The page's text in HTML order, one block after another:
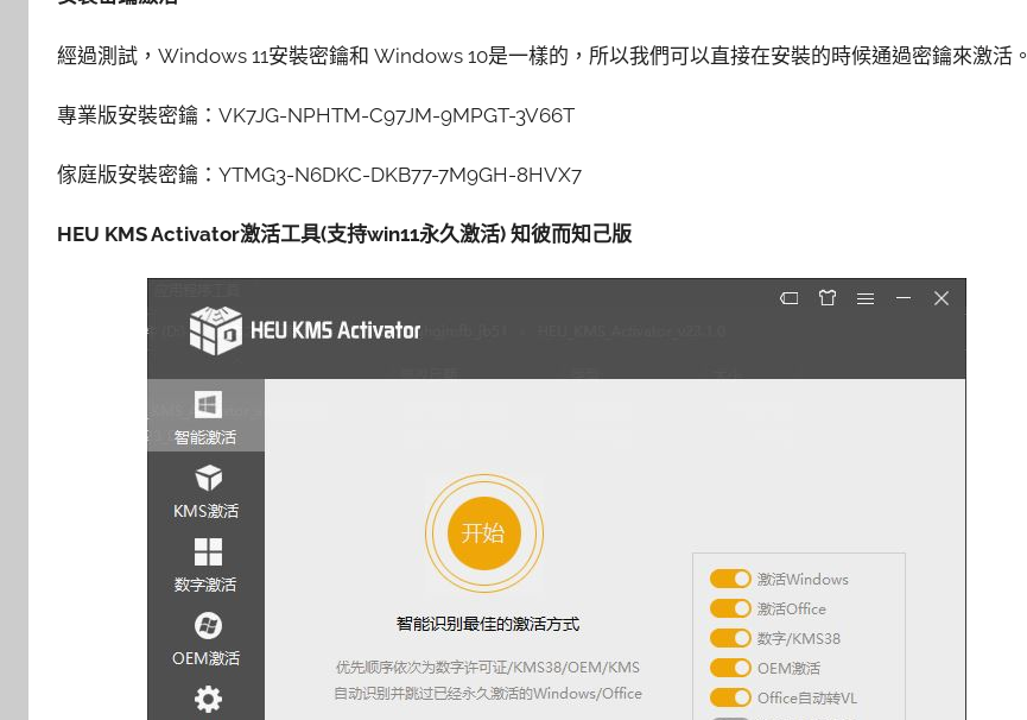
經過測試，Windows 11安裝密鑰和 Windows 10是一樣的，所以我們可以直接在安裝的時候通過密鑰來激活。
專業版安裝密鑰：VK7JG-NPHTM-C97JM-9MPGT-3V66T
傢庭版安裝密鑰：YTMG3-N6DKC-DKB77-7M9GH-8HVX7
HEU KMS Activator激活工具(支持win11永久激活) 知彼而知己版